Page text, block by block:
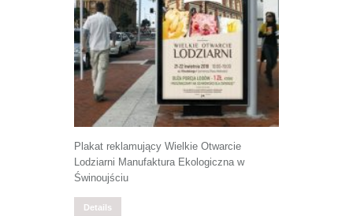
Plakat reklamujący Wielkie Otwarcie
Lodziarni Manufaktura Ekologiczna w
Świnoujściu
Details